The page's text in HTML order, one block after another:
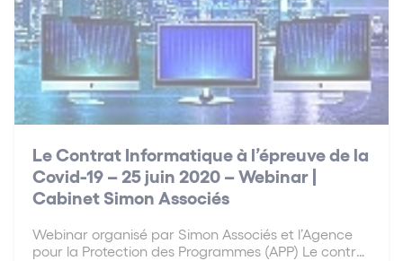
Le Contrat Informatique à l’épreuve de la
Covid-19 – 25 juin 2020 – Webinar |
Cabinet Simon Associés
Webinar organisé par Simon Associés et l’Agence
pour la Protection des Programmes (APP) Le contrat